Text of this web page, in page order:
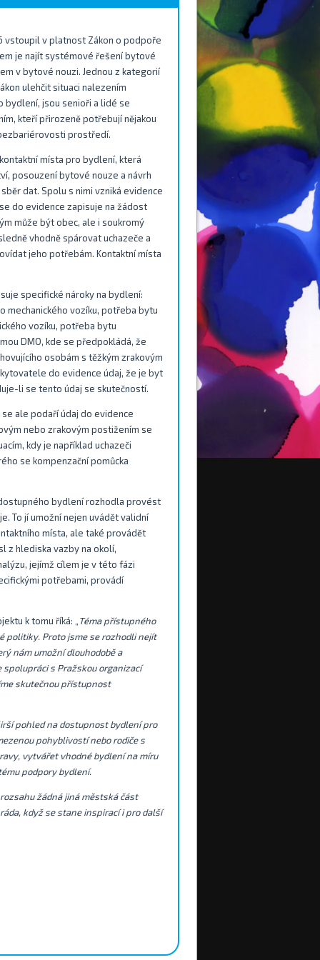
vstoupil v platnost Zákon o podpoře
je najít systémové řešení bytové
v bytové nouzi. Jednou z kategorií
ulehčit situaci nalezením
bydlení, jsou senioři a lidé se
kteří přirozeně potřebují nějakou
prostředí.
místa pro bydlení, která
posouzení bytové nouze a návrh
dat. Spolu s nimi vzniká evidence
do evidence zapisuje na žádost
může být obec, ale i soukromý
vhodně spárovat uchazeče a
jeho potřebám. Kontaktní místa
specifické nároky na bydlení:
mechanického vozíku, potřeba bytu
vozíku, potřeba bytu
DMO, kde se předpokládá, že
osobám s těžkým zrakovým
do evidence údaj, že je byt
li se tento údaj se skutečností.
ale podaří údaj do evidence
nebo zrakovým postižením se
kdy je například uchazeči
se kompenzační pomůcka
bydlení rozhodla provést
To jí umožní nejen uvádět validní
místa, ale také provádět
z hlediska vazby na okolí,
jejímž cílem je v této fázi
potřebami, provádí
k tomu říká: „
Téma přístupného
politiky. Proto jsme se rozhodli nejít
nám umožní dlouhodobě a
s Pražskou organizací
skutečnou přístupnost
pohled na dostupnost bydlení pro
pohyblivostí nebo rodiče s
vytvářet vhodné bydlení na míru
podpory bydlení.
žádná jiná městská část
když se stane inspirací i pro další